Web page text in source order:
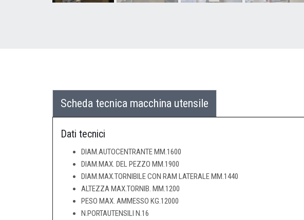
Scheda tecnica macchina utensile
Dati tecnici
DIAM.AUTOCENTRANTE MM.1600
DIAM.MAX. DEL PEZZO MM.1900
DIAM.MAX.TORNIBILE CON RAM LATERALE MM.1440
ALTEZZA MAX.TORNIB. MM.1200
PESO MAX. AMMESSO KG.12000
N.PORTAUTENSILI N.16